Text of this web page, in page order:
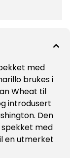
med
brukes i
Wheat til
introdusert
Den
med
en utmerket